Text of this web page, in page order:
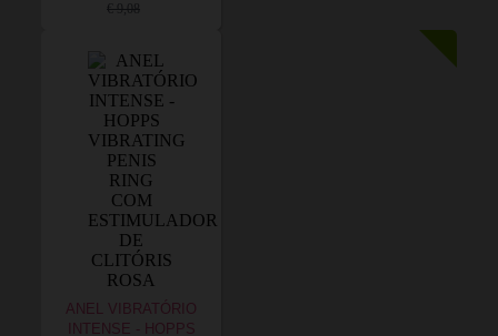
€ 9,08
ANEL VIBRATÓRIO
INTENSE - HOPPS